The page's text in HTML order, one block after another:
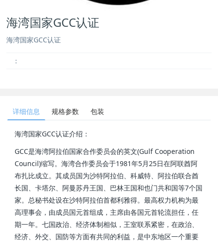
海湾国家GCC认证
海湾国家GCC认证
：
详细信息 规格参数 包装
海湾国家GCC认证介绍：
GCC是海湾阿拉伯国家合作委员会的英文(Gulf Cooperation
Council)缩写。海湾合作委员会于1981年5月25日在阿联酋阿
布扎比成立。其成员国为沙特阿拉伯、科威特、阿拉伯联合酋
长国、卡塔尔、阿曼苏丹王国、巴林王国和也门共和国等7个国
家。总秘书处设在沙特阿拉伯首都利雅得。最高权力机构为最
高理事会，由成员国元首组成，主席由各国元首轮流担任，任
期一年。七国政治、经济体制相似，王室联系紧密，在政治、
经济、外交、国防等方面有共同的利益，是中东地区一个重要